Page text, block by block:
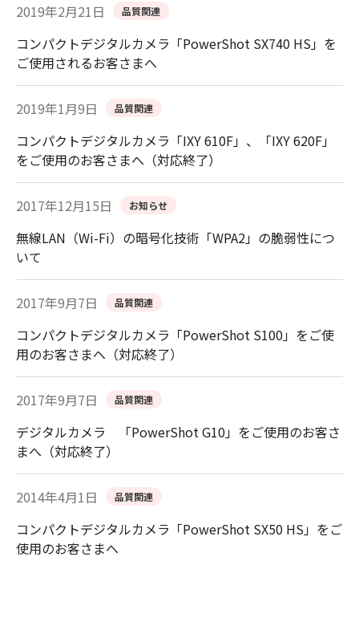
2019年2月21日 品質関連
コンパクトデジタルカメラ「PowerShot SX740 HS」を
ご使用されるお客さまへ
2019年1月9日 品質関連
コンパクトデジタルカメラ「IXY 610F」、「IXY 620F」
をご使用のお客さまへ（対応終了）
2017年12月15日 お知らせ
無線LAN（Wi-Fi）の暗号化技術「WPA2」の脆弱性につ
いて
2017年9月7日 品質関連
コンパクトデジタルカメラ「PowerShot S100」をご使
用のお客さまへ（対応終了）
2017年9月7日 品質関連
デジタルカメラ 「PowerShot G10」をご使用のお客さ
まへ（対応終了）
2014年4月1日 品質関連
コンパクトデジタルカメラ「PowerShot SX50 HS」をご
使用のお客さまへ